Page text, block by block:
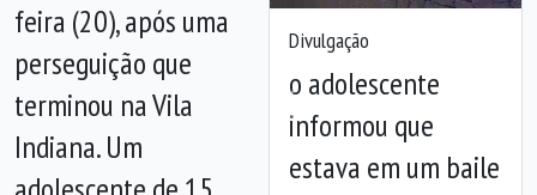
Divulgação
o adolescente
informou que
estava em um baile
Anterior
feira (20), após uma
perseguição que
terminou na Vila
Indiana. Um